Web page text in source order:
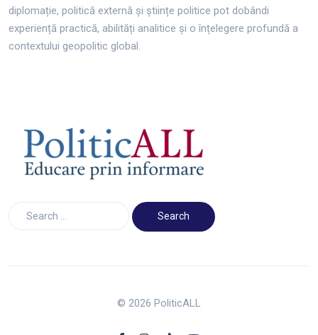
diplomație, politică externă și științe politice pot dobândi
experiență practică, abilități analitice și o înțelegere profundă a
contextului geopolitic global.
© 2026 PoliticALL